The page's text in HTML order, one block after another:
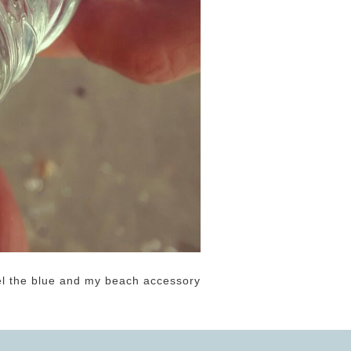
the blue and my beach accessory